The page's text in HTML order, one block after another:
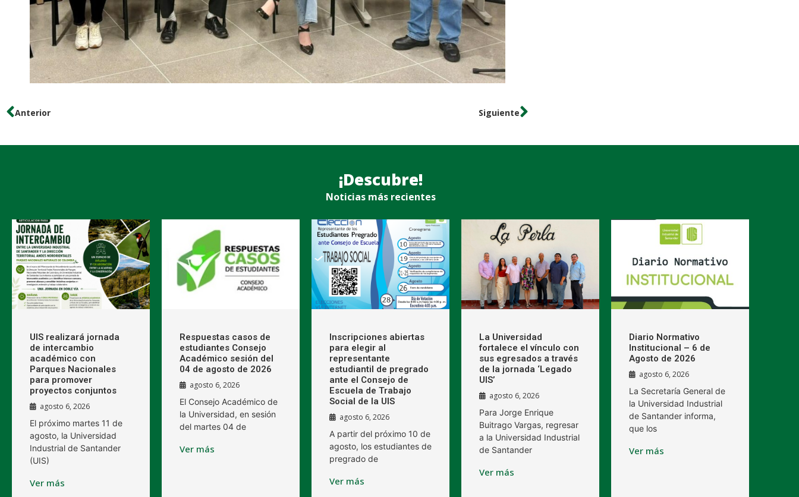
Anterior Siguiente
¡Descubre!
Noticias más recientes
UIS realizará jornada
de intercambio
académico con
Parques Nacionales
para promover
proyectos conjuntos
agosto 6, 2026
El próximo martes 11 de
agosto, la Universidad
Industrial de Santander
(UIS)
Ver más
Respuestas casos de
estudiantes Consejo
Académico sesión del
04 de agosto de 2026
agosto 6, 2026
El Consejo Académico de
la Universidad, en sesión
del martes 04 de
Ver más
Inscripciones abiertas
para elegir al
representante
estudiantil de pregrado
ante el Consejo de
Escuela de Trabajo
Social de la UIS
agosto 6, 2026
A partir del próximo 10 de
agosto, los estudiantes de
pregrado de
Ver más
La Universidad
fortalece el vínculo con
sus egresados a través
de la jornada ‘Legado
UIS’
agosto 6, 2026
Para Jorge Enrique
Buitrago Vargas, regresar
a la Universidad Industrial
de Santander
Ver más
Diario Normativo
Institucional – 6 de
Agosto de 2026
agosto 6, 2026
La Secretaría General de
la Universidad Industrial
de Santander informa,
que los
Ver más